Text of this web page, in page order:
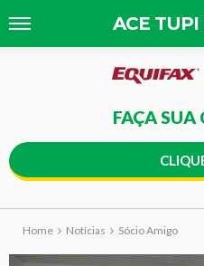
ACE TUPI
FAÇA SUA
Home Notícias Sócio Amigo